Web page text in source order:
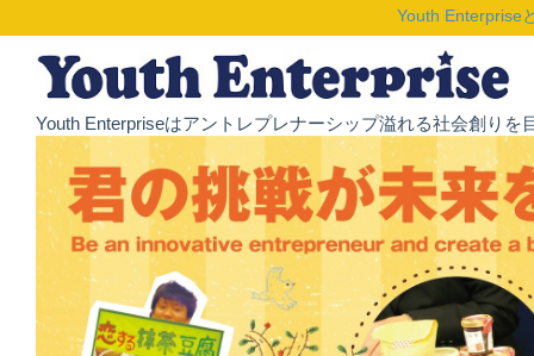
Youth Enterprise
Youth Enterpriseはアントレプレナーシップ溢れる社会創り